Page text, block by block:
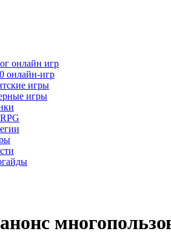
онлайн игр
онлайн-игр
игры
игры